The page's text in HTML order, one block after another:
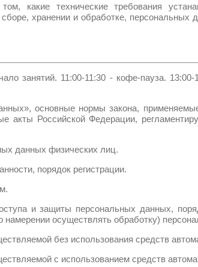
какие технические требования
хранении и обработке,
занятий. 11:00-11:30 - кофе-пауза.
основные нормы закона,
акты Российской Федерации,
данных физических лиц.
порядок регистрации.
и защиты персональных данных,
осуществлять обработку)
без использования средств
с использованием средств